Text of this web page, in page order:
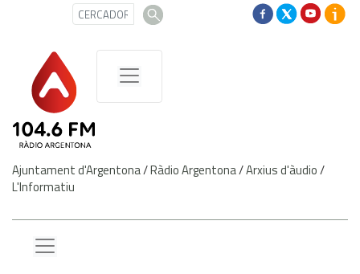
Ajuntament d'Argentona/Ràdio Argentona/Arxius d'àudio/
L'Informatiu